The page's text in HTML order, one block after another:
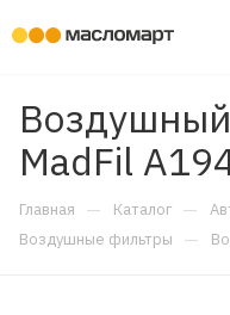
MadFil
Главная — Каталог —
Воздушные фильтры —